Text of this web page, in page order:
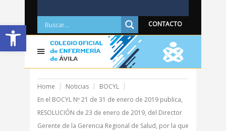
Abrir barra de herramientas CONTACTO
Home Noticias
BOCYL
En el BOCYL Nº 21 de 31 de enero de 2019 publica,
RESOLUCIÓN de 23 de enero de 2019, del Director
Gerente de la Gerencia Regional de Salud, por la que